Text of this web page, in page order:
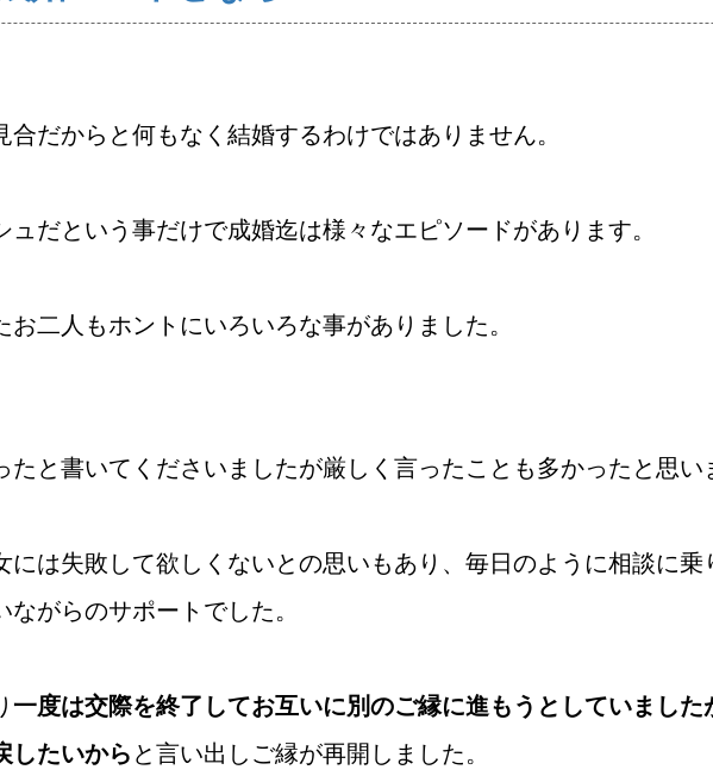
ご成婚までの流れ 親御様から始める婚活
ウィッシュブログ
だからと何もなく結婚するわけではありません。
だという事だけで成婚迄は様々なエピソードがあります。
二人もホントにいろいろな事がありました。
たと書いてくださいましたが厳しく言ったことも多かったと思い
には失敗して欲しくないとの思いもあり、毎日のように相談に
がらのサポートでした。
一度は交際を終了してお互いに別のご縁に進もうとしていまし
したいから と言い出しご縁が再開しました。